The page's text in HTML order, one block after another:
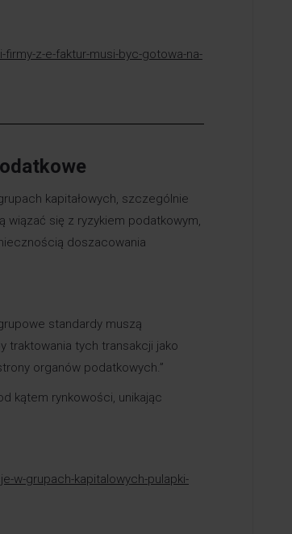
z-e-faktur-musi-byc-gotowa-na-
kapitałowych, szczególnie
wiązać się z ryzykiem podatkowym,
doszacowania
standardy muszą
traktowania tych transakcji jako
organów podatkowych.”
kątem rynkowości, unikając
w-grupach-kapitalowych-pulapki-